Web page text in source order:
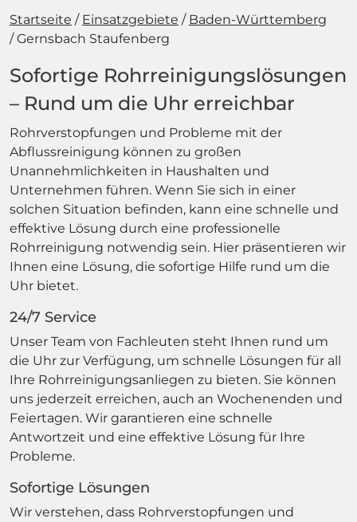
Startseite Einsatzgebiete
Baden-Württemberg
Gernsbach Staufenberg
Sofortige Rohrreinigungslösungen
– Rund um die Uhr erreichbar
Rohrverstopfungen und Probleme mit der
Abflussreinigung können zu großen
Unannehmlichkeiten in Haushalten und
Unternehmen führen. Wenn Sie sich in einer
solchen Situation befinden, kann eine schnelle und
effektive Lösung durch eine professionelle
Rohrreinigung notwendig sein. Hier präsentieren wir
Ihnen eine Lösung, die sofortige Hilfe rund um die
Uhr bietet.
24/7 Service
Unser Team von Fachleuten steht Ihnen rund um
die Uhr zur Verfügung, um schnelle Lösungen für all
Ihre Rohrreinigungsanliegen zu bieten. Sie können
uns jederzeit erreichen, auch an Wochenenden und
Feiertagen. Wir garantieren eine schnelle
Antwortzeit und eine effektive Lösung für Ihre
Probleme.
Sofortige Lösungen
Wir verstehen, dass Rohrverstopfungen und